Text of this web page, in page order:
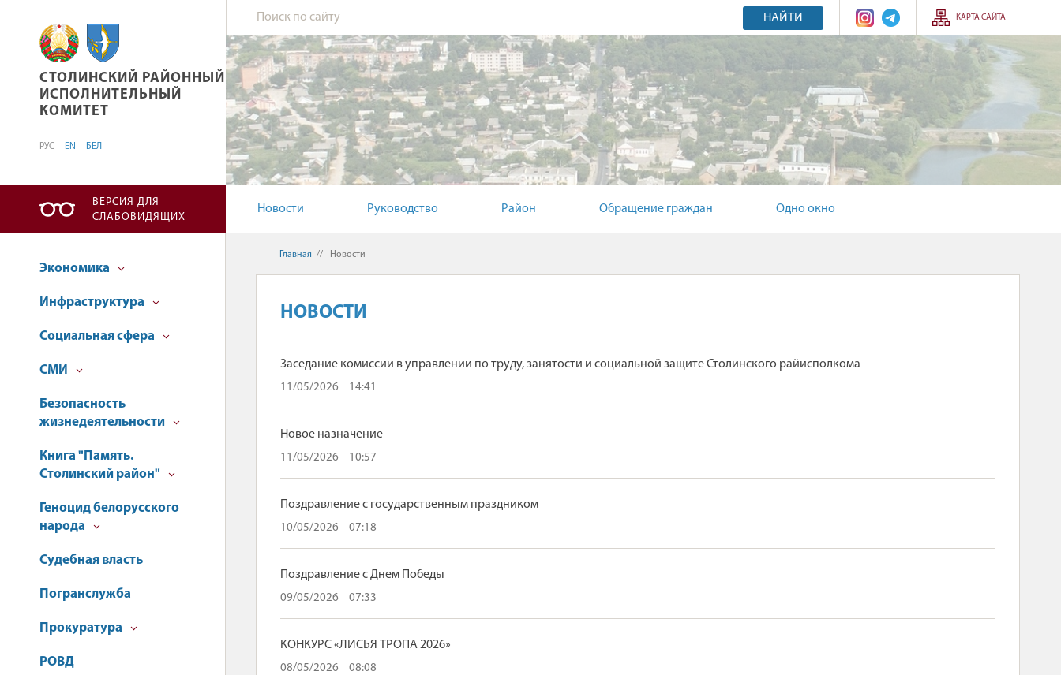
СТОЛИНСКИЙ РАЙОННЫЙ ИСПОЛНИТЕЛЬНЫЙ КОМИТЕТ
СТОЛИНСКИЙ РАЙОННЫЙ
ИСПОЛНИТЕЛЬНЫЙ
КОМИТЕТ
РУС EN БЕЛ
НАЙТИ КАРТА САЙТА
ВЕРСИЯ ДЛЯ
СЛАБОВИДЯЩИХ
Новости Руководство Район Обращение граждан Одно окно
Экономика
Инфраструктура
Социальная сфера
СМИ
Безопасность
жизнедеятельности
Книга "Память.
Столинский район"
Геноцид белорусского
народа
Судебная власть
Погранслужба
Прокуратура
РОВД
Главная // Новости
НОВОСТИ
Заседание комиссии в управлении по труду, занятости и социальной защите Столинского райисполкома
11/05/2026 14:41
Новое назначение
11/05/2026 10:57
Поздравление с государственным праздником
10/05/2026 07:18
Поздравление с Днем Победы
09/05/2026 07:33
КОНКУРС «ЛИСЬЯ ТРОПА 2026»
08/05/2026 08:08